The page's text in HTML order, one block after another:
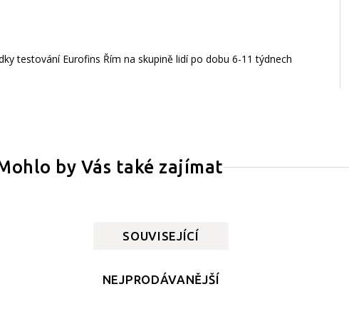
testování Eurofins Řím na skupině lidí po dobu 6-11 týdnech
by Vás také zajímat
SOUVISEJÍCÍ
NEJPRODÁVANĚJŠÍ